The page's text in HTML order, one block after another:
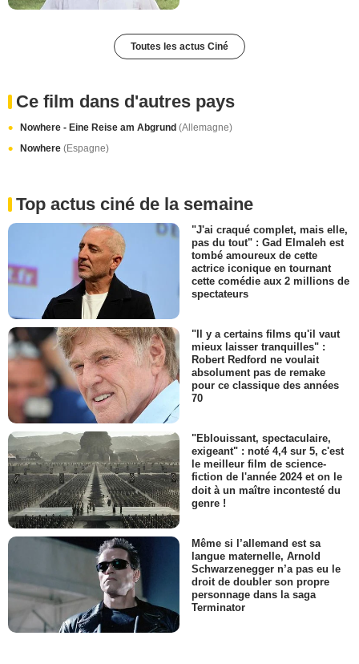
Toutes les actus Ciné
Ce film dans d'autres pays
Nowhere - Eine Reise am Abgrund (Allemagne)
Nowhere (Espagne)
Top actus ciné de la semaine
"J'ai craqué complet, mais elle,
pas du tout" : Gad Elmaleh est
tombé amoureux de cette
actrice iconique en tournant
cette comédie aux 2 millions de
spectateurs
"Il y a certains films qu'il vaut
mieux laisser tranquilles" :
Robert Redford ne voulait
absolument pas de remake
pour ce classique des années
70
"Eblouissant, spectaculaire,
exigeant" : noté 4,4 sur 5, c'est
le meilleur film de science-
fiction de l'année 2024 et on le
doit à un maître incontesté du
genre !
Même si l’allemand est sa
langue maternelle, Arnold
Schwarzenegger n’a pas eu le
droit de doubler son propre
personnage dans la saga
Terminator